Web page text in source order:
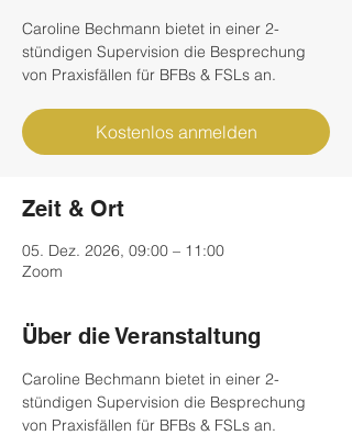
Caroline Bechmann bietet in einer 2-
stündigen Supervision die Besprechung
Kostenlos anmelden
Zeit & Ort
05. Dez. 2026, 09:00 – 11:00
Zoom
Über die Veranstaltung
Caroline Bechmann bietet in einer 2-
stündigen Supervision die Besprechung
von Praxisfällen für BFBs & FSLs an.